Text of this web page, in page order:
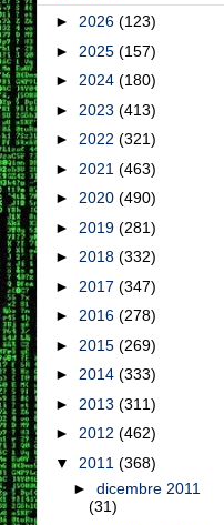
► 2026 (123)
► 2025 (157)
► 2024 (180)
► 2023 (413)
► 2022 (321)
► 2021 (463)
► 2020 (490)
► 2019 (281)
► 2018 (332)
► 2017 (347)
► 2016 (278)
► 2015 (269)
► 2014 (333)
► 2013 (311)
► 2012 (462)
▼ 2011 (368)
►dicembre 2011
(31)